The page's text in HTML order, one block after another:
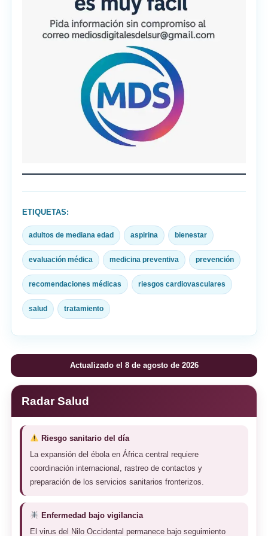
ETIQUETAS:
adultos de mediana edad aspirina bienestar
evaluación médica medicina preventiva prevención
recomendaciones médicas riesgos cardiovasculares
salud tratamiento
Actualizado el 8 de agosto de 2026
Radar Salud
Riesgo sanitario del día
La expansión del ébola en África central requiere
coordinación internacional, rastreo de contactos y
preparación de los servicios sanitarios fronterizos.
Enfermedad bajo vigilancia
El virus del Nilo Occidental permanece bajo seguimiento